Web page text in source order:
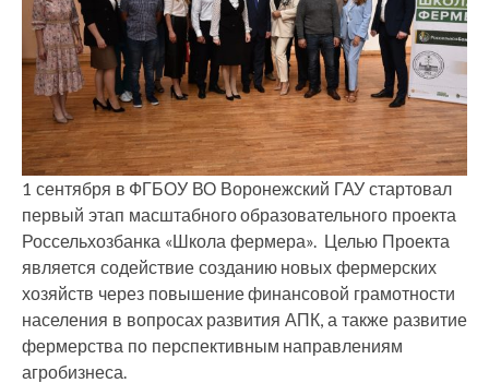
1 сентября в ФГБОУ ВО Воронежский ГАУ стартовал
первый этап масштабного образовательного проекта
Россельхозбанка «Школа фермера». Целью Проекта
является содействие созданию новых фермерских
хозяйств через повышение финансовой грамотности
населения в вопросах развития АПК, а также развитие
фермерства по перспективным направлениям
агробизнеса.